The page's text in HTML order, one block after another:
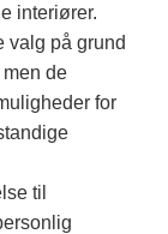
interiører.
valg på grund
de
for
til